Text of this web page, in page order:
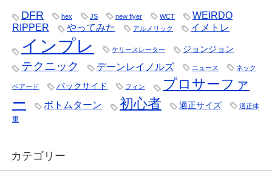
DFR hex JS new flyer WCT
WEIRDO
RIPPER
やってみた アルメリック イメトレ
インプレ ケリースレーター ジョンジョン
テクニック デーンレイノルズ ニュース ネック
ベアード バックサイド フィン
プロサーファ
ー
ボトムターン 初心者 適正サイズ
適正体
重
カテゴリー